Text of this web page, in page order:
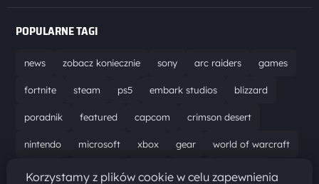
POPULARNE TAGI
news zobacz koniecznie sony arc raiders games
fortnite steam ps5 embark studios blizzard
poradnik featured capcom crimson desert
nintendo microsoft xbox gear world of warcraft
solucja marathon ubisoft bungie recenzja
Korzystamy z plików cookie w celu zapewnienia